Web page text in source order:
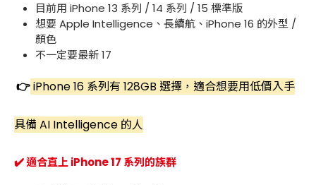
目前用 iPhone 13 系列 / 14 系列 / 15 標準版
想要 Apple Intelligence、長續航、iPhone 16 的外型 /
顏色
不一定要最新 17
👉iPhone 16 系列有 128GB 選擇，適合想要用低價入手
具備 AI Intelligence 的人
✔️ 適合直上 iPhone 17 系列的族群